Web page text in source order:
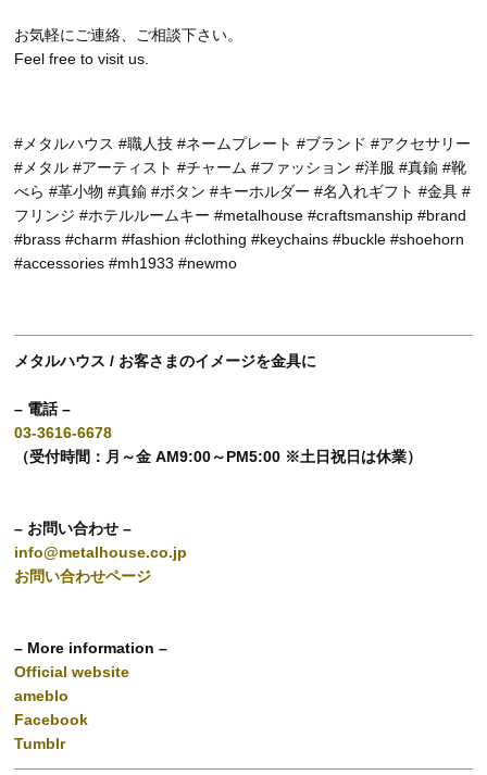
お気軽にご連絡、ご相談下さい。
Feel free to visit us.
#メタルハウス #職人技 #ネームプレート #ブランド #アクセサリー
#メタル #アーティスト #チャーム #ファッション #洋服 #真鍮 #靴
べら #革小物 #真鍮 #ボタン #キーホルダー #名入れギフト #金具 #
フリンジ #ホテルルームキー #metalhouse #craftsmanship #brand
#brass #charm #fashion #clothing #keychains #buckle #shoehorn
#accessories #mh1933 #newmo
メタルハウス / お客さまのイメージを金具に
– 電話 –
03-3616-6678
（受付時間：月～金 AM9:00～PM5:00 ※土日祝日は休業）
– お問い合わせ –
info@metalhouse.co.jp
お問い合わせページ
– More information –
Official website
ameblo
Facebook
Tumblr